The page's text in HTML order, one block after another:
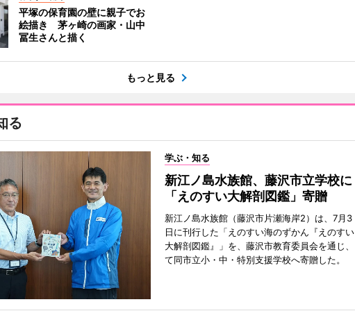
平塚の保育園の壁に親子でお
絵描き 茅ヶ崎の画家・山中
冨生さんと描く
もっと見る
る
学ぶ・知る
新江ノ島水族館、藤沢市立学校に
「えのすい大解剖図鑑」寄贈
新江ノ島水族館（藤沢市片瀬海岸2）は、7月3
日に刊行した「えのすい海のずかん『えのすい
大解剖図鑑』」を、藤沢市教育委員会を通じ、
て同市立小・中・特別支援学校へ寄贈した。